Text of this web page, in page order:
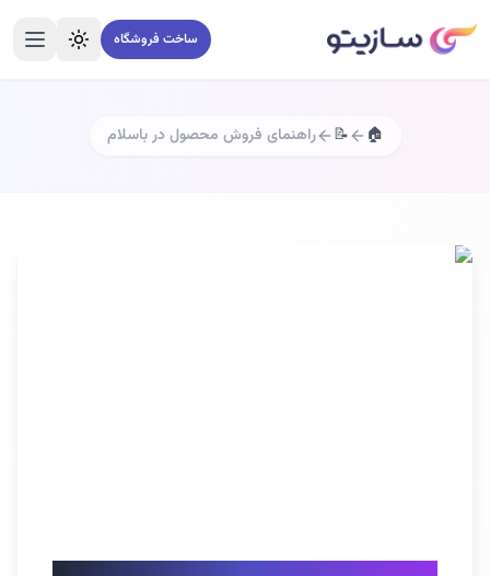
ساخت فروشگاه تغییر تممنو
🏠
📝 راهنمای فروش محصول در باسلام